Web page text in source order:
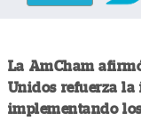
La AmCham
Unidos refuerza
implementando